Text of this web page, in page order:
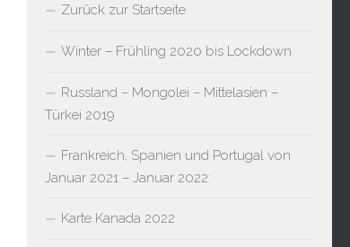
Zurück zur Startseite
Winter – Frühling 2020 bis Lockdown
Russland – Mongolei – Mittelasien –
Türkei 2019
Frankreich, Spanien und Portugal von
Januar 2021 – Januar 2022:
Karte Kanada 2022